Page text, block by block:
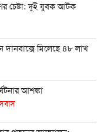
চেষ্টা: দুই যুবক আটক
দানবাক্সে মিলেছে ৪৮ লাখ
আশঙ্কা